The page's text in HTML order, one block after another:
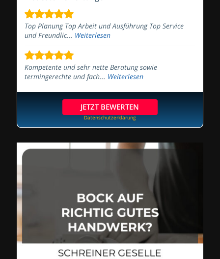
Top Planung Top Arbeit und Ausführung Top Service
und Freundlic... Weiterlesen
Kompetente und sehr nette Beratung sowie
termingerechte und fach... Weiterlesen
JETZT BEWERTEN
Datenschutzerklärung